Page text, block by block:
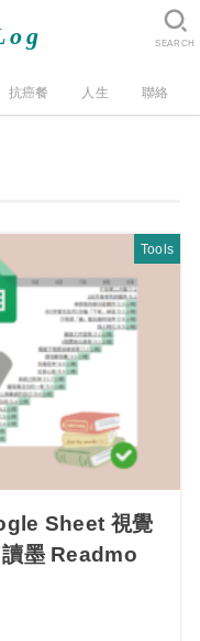
抗癌餐 人生 聯絡
SEARCH
Tools
Sheet 視覺
讀墨 Readmo